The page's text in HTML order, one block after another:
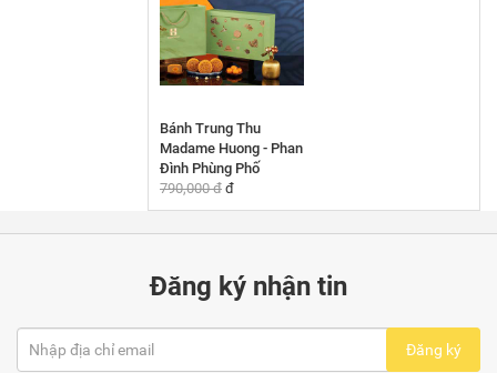
Bánh Trung Thu
Madame Huong - Phan
Đình Phùng Phố
790,000 đ đ
Đăng ký nhận tin
Đăng ký